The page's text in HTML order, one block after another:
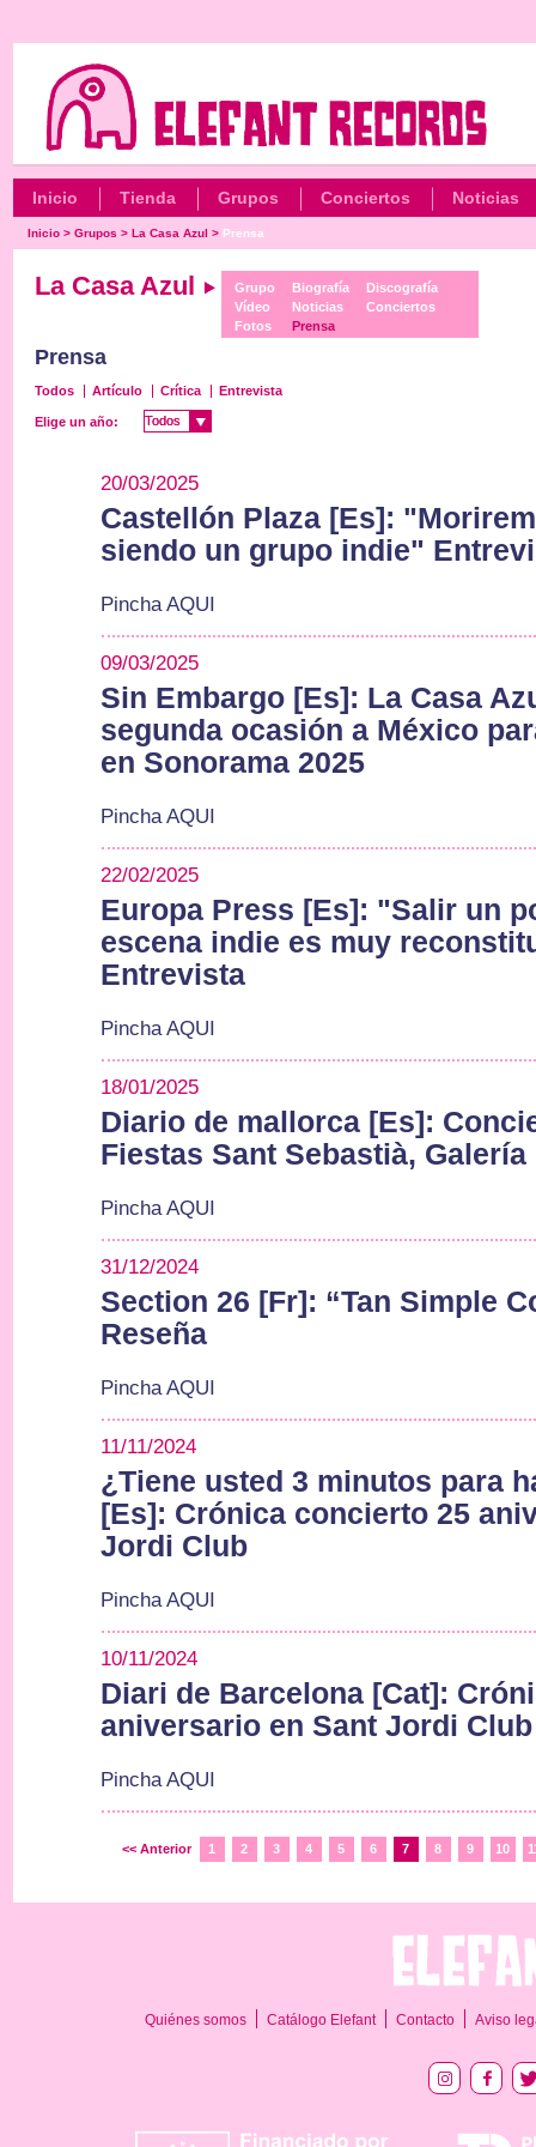
Inicio Tienda Grupos Conciertos Noticias
Inicio >Grupos >La Casa Azul > Prensa
La Casa Azul
Grupo
Vídeo
Fotos
Biografía
Noticias
Prensa
Discografía
Conciertos
Prensa
Todos Artículo Crítica Entrevista
Elige un año: Todos
Todos
20/03/2025
Castellón Plaza [Es]:
siendo un grupo indie"
Pincha AQUI
09/03/2025
Sin Embargo [Es]: La Casa
segunda ocasión a México
en Sonorama 2025
Pincha AQUI
22/02/2025
Europa Press [Es]: "Salir un
escena indie es muy
Entrevista
Pincha AQUI
18/01/2025
Diario de mallorca [Es]:
Fiestas Sant Sebastià,
Pincha AQUI
31/12/2024
Section 26 [Fr]: “Tan Simple
Reseña
Pincha AQUI
11/11/2024
¿Tiene usted 3 minutos para
[Es]: Crónica concierto 25
Jordi Club
Pincha AQUI
10/11/2024
Diari de Barcelona [Cat]:
aniversario en Sant Jordi Club
Pincha AQUI
<< Anterior 1 2 3 4 5 6 7 8 9 10
Quiénes somos Catálogo Elefant Contacto Aviso